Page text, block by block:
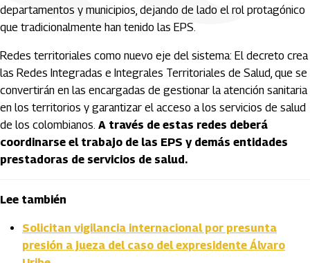
departamentos y municipios, dejando de lado el rol protagónico
que tradicionalmente han tenido las EPS.
Redes territoriales como nuevo eje del sistema: El decreto crea
las Redes Integradas e Integrales Territoriales de Salud, que se
convertirán en las encargadas de gestionar la atención sanitaria
en los territorios y garantizar el acceso a los servicios de salud
de los colombianos. A través de estas redes deberá
coordinarse el trabajo de las EPS y demás entidades
prestadoras de servicios de salud.
Lee también
Solicitan vigilancia internacional por presunta
presión a jueza del caso del expresidente Álvaro